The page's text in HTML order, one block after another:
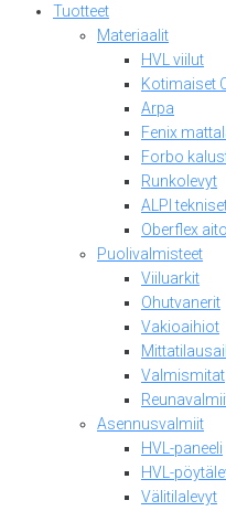
Tuotteet
Materiaalit
HVL viilut
Kotimaiset
Arpa
Fenix
Forbo
Runkolevyt
ALPI
Oberflex
Puolivalmisteet
Viiluarkit
Ohutvanerit
Vakioaihiot
Valmismitat
Asennusvalmiit
HVL-paneeli
HVL-
Välitilalevyt